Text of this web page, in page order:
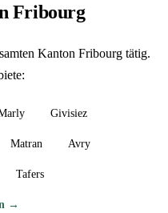
Fribourg
Kanton Fribourg tätig.
Givisiez
Matran Avry
Tafers
→